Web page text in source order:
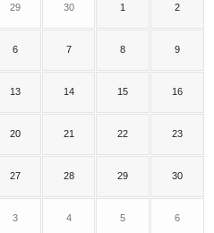
29 30 1 2
6 7 8 9
13 14 15 16
20 21 22 23
27 28 29 30
3 4 5 6